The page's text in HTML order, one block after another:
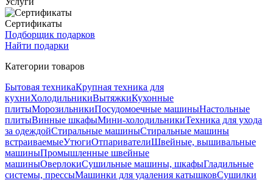
Сертификаты
Подборщик подарков
Найти подарки
Категории товаров
Бытовая техникаКрупная техника для
кухниХолодильникиВытяжкиКухонные
плитыМорозильникиПосудомоечные машиныНастольные
плитыВинные шкафыМини-холодильникиТехника для ухода
за одеждойСтиральные машиныСтиральные машины
встраиваемыеУтюгиОтпаривателиШвейные, вышивальные
машиныПромышленные швейные
машиныОверлокиСушильные машины, шкафыГладильные
системы, прессыМашинки для удаления катышковСушилки